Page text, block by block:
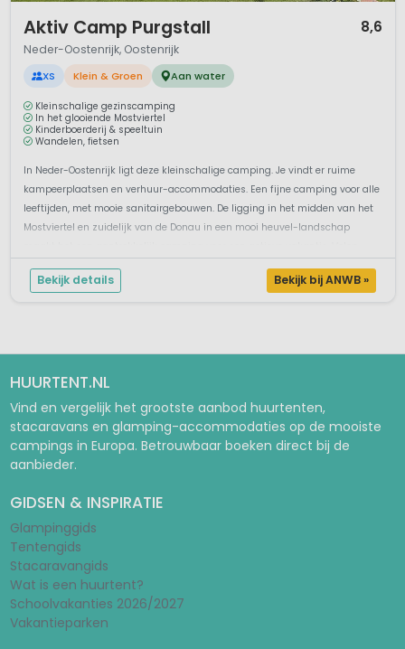
Aktiv Camp Purgstall 8,6
Neder-Oostenrijk, Oostenrijk
XS Klein & Groen Aan water
Kleinschalige gezinscamping
In het glooiende Mostviertel
Kinderboerderij & speeltuin
Wandelen, fietsen
In Neder-Oostenrijk ligt deze kleinschalige camping. Je vindt er ruime
kampeerplaatsen en verhuur-accommodaties. Een fijne camping voor alle
leeftijden, met mooie sanitairgebouwen. De ligging in het midden van het
Mostviertel en zuidelijk van de Donau in een mooi heuvel-landschap
Bekijk details Bekijk bij ANWB »
HUURTENT.NL
Vind en vergelijk het grootste aanbod huurtenten,
stacaravans en glamping-accommodaties op de mooiste
campings in Europa. Betrouwbaar boeken direct bij de
aanbieder.
GIDSEN & INSPIRATIE
Glampinggids
Tentengids
Stacaravangids
Wat is een huurtent?
Schoolvakanties 2026/2027
Vakantieparken